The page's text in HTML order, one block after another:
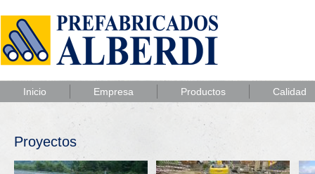
Inicio Empresa Productos Calidad
Proyectos